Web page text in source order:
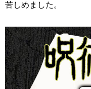
苦しめました。